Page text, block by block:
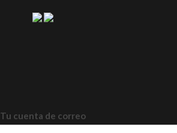
Tu cuenta de correo